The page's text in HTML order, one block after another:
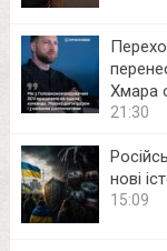
Хмара
21:30
нові
15:09